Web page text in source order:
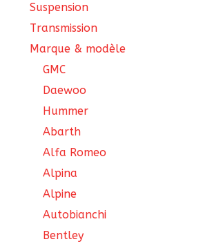
Suspension
Transmission
Marque & modèle
GMC
Daewoo
Hummer
Abarth
Alfa Romeo
Alpina
Alpine
Autobianchi
Bentley